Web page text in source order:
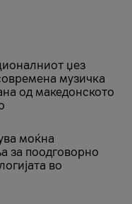
џез
музичка
од македонското
моќна
за поодговорно
во